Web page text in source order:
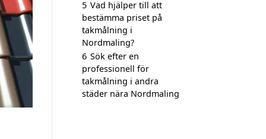
5 Vad hjälper till att
bestämma priset på
takmålning i
Nordmaling?
6 Sök efter en
professionell för
takmålning i andra
städer nära Nordmaling